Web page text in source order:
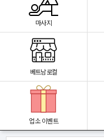
마사지
베트남로컬
업소 이벤트